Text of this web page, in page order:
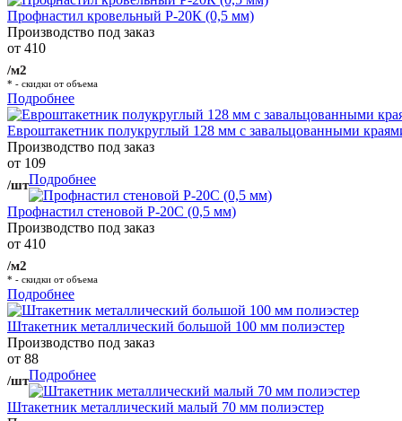
Профнастил кровельный Р-20К (0,5 мм)
Производство под заказ
от 410
/м2
* - скидки от объема
Подробнее
Евроштакетник полукруглый 128 мм с завальцованными
Производство под заказ
от 109
/штПодробнее
Профнастил стеновой Р-20С (0,5 мм)
Производство под заказ
от 410
/м2
* - скидки от объема
Подробнее
Штакетник металлический большой 100 мм полиэстер
Производство под заказ
от 88
/штПодробнее
Штакетник металлический малый 70 мм полиэстер